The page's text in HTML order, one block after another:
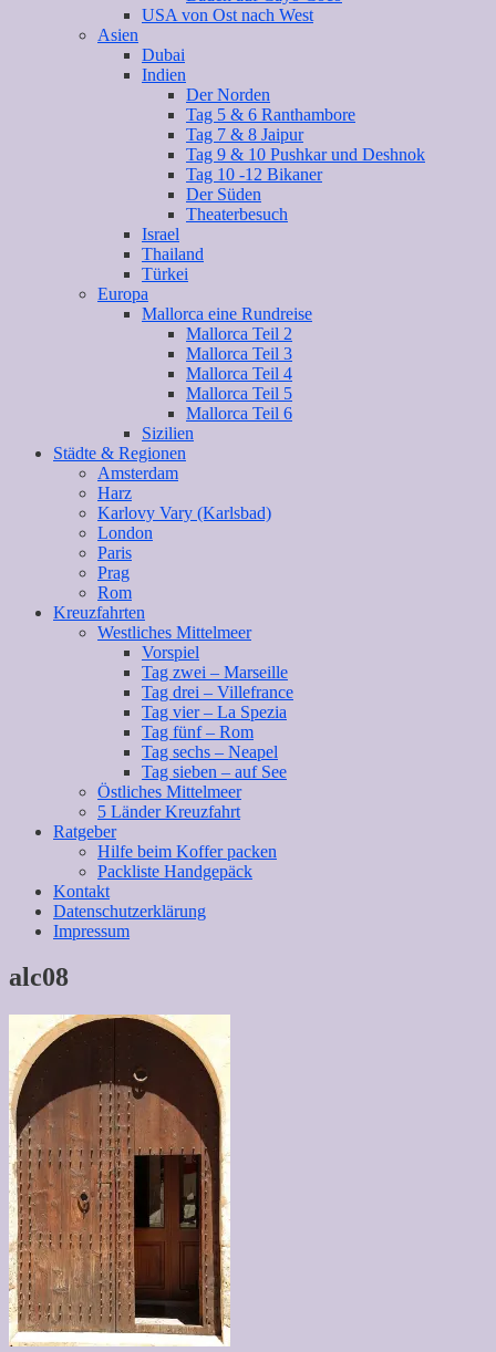
USA von Ost nach West
Asien
Dubai
Indien
Der Norden
Tag 5 & 6 Ranthambore
Tag 7 & 8 Jaipur
Tag 9 & 10 Pushkar und Deshnok
Tag 10 -12 Bikaner
Der Süden
Theaterbesuch
Israel
Thailand
Türkei
Europa
Mallorca eine Rundreise
Mallorca Teil 2
Mallorca Teil 3
Mallorca Teil 4
Mallorca Teil 5
Mallorca Teil 6
Sizilien
Städte & Regionen
Amsterdam
Harz
Karlovy Vary (Karlsbad)
London
Paris
Prag
Rom
Kreuzfahrten
Westliches Mittelmeer
Vorspiel
Tag zwei – Marseille
Tag drei – Villefrance
Tag vier – La Spezia
Tag fünf – Rom
Tag sechs – Neapel
Tag sieben – auf See
Östliches Mittelmeer
5 Länder Kreuzfahrt
Ratgeber
Hilfe beim Koffer packen
Packliste Handgepäck
Kontakt
Datenschutzerklärung
Impressum
alc08